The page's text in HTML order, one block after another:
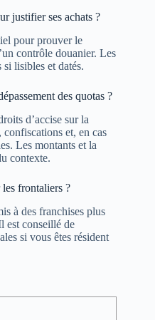
justifier ses achats ?
pour prouver le
contrôle douanier. Les
si lisibles et datés.
des quotas ?
d’accise sur la
confiscations et, en cas
Les montants et la
contexte.
frontaliers ?
à des franchises plus
est conseillé de
si vous êtes résident